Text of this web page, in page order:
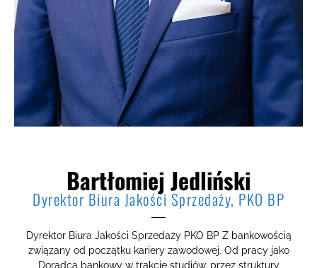
Bartłomiej Jedliński
Dyrektor Biura Jakości Sprzedaży, PKO BP
Dyrektor Biura Jakości Sprzedaży PKO BP Z bankowością
związany od początku kariery zawodowej. Od pracy jako
Doradca bankowy w trakcie studiów, przez struktury